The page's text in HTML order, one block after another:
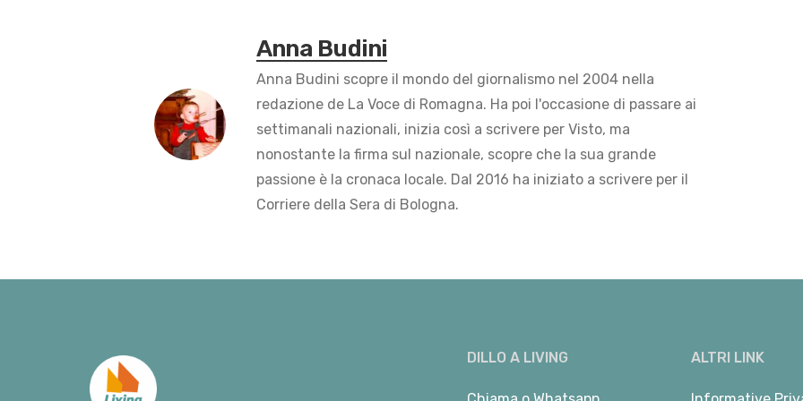
Anna Budini
Anna Budini scopre il mondo del giornalismo nel 2004 nella
redazione de La Voce di Romagna. Ha poi l'occasione di passare ai
settimanali nazionali, inizia così a scrivere per Visto, ma
nonostante la firma sul nazionale, scopre che la sua grande
passione è la cronaca locale. Dal 2016 ha iniziato a scrivere per il
Corriere della Sera di Bologna.
DILLO A LIVING ALTRI LINK